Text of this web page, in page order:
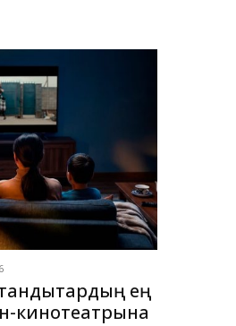
ең
кинотеатрына